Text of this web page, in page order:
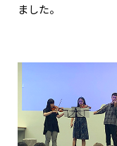
ました。